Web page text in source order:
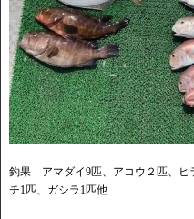
釣果 アマダイ9匹、アコウ２匹、ヒ
チ1匹、ガシラ1匹他